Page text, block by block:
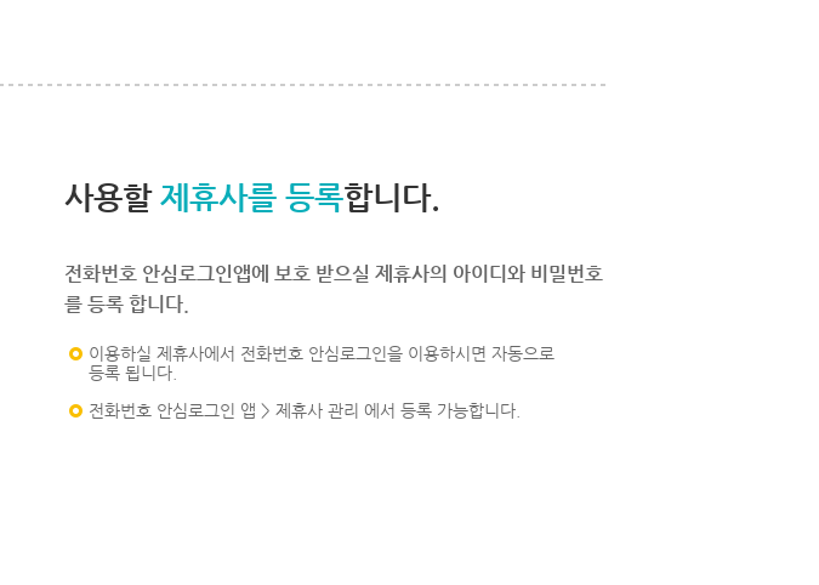
사용할 제휴사를 등록합니다.
전화번호 안심로그인앱에 보호 받으실 제휴사의 아이디와 비밀번호
를 등록 합니다.
이용하실 제휴사에서 전화번호 안심로그인을 이용하시면 자동으로
등록 됩니다.
전화번호 안심로그인 앱 > 제휴사 관리 에서 등록 가능합니다.